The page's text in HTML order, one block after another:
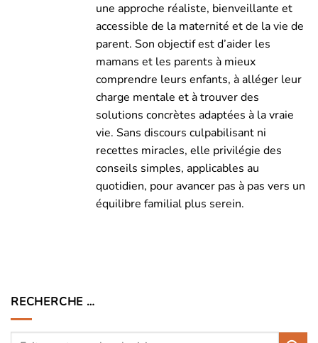
une approche réaliste, bienveillante et
accessible de la maternité et de la vie de
parent. Son objectif est d’aider les
mamans et les parents à mieux
comprendre leurs enfants, à alléger leur
charge mentale et à trouver des
solutions concrètes adaptées à la vraie
vie. Sans discours culpabilisant ni
recettes miracles, elle privilégie des
conseils simples, applicables au
quotidien, pour avancer pas à pas vers un
équilibre familial plus serein.
RECHERCHE …